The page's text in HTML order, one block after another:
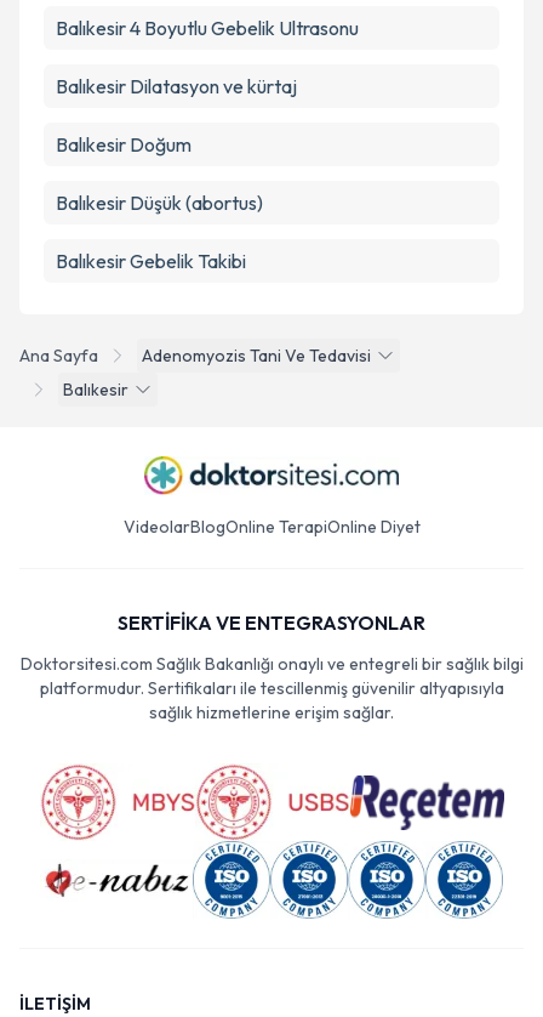
Ana Sayfa
Adenomyozis Tani Ve Tedavisi
Balıkesir
Balıkesir 4 Boyutlu Gebelik Ultrasonu
Balıkesir Dilatasyon ve kürtaj
Balıkesir Doğum
Balıkesir Düşük (abortus)
Balıkesir Gebelik Takibi
VideolarBlogOnline TerapiOnline Diyet
SERTİFİKA VE ENTEGRASYONLAR
Doktorsitesi.com Sağlık Bakanlığı onaylı ve entegreli bir sağlık bilgi
platformudur. Sertifikaları ile tescillenmiş güvenilir altyapısıyla
sağlık hizmetlerine erişim sağlar.
İLETİŞİM